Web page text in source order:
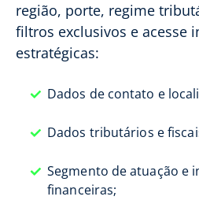
região, porte, regime
filtros exclusivos e acesse
estratégicas:
Dados de contato e
Dados tributários e
Segmento de atuação e
financeiras;